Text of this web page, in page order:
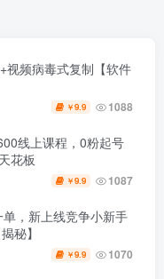
视频病毒式复制【软件
￥9.9 1088
线上课程，0粉起号
花板
￥9.9 1087
，新上线竞争小新手
秘】
￥9.9 1070